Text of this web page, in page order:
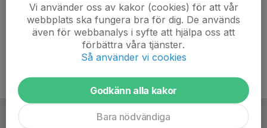
Vi använder oss av kakor (cookies) för att vår
webbplats ska fungera bra för dig. De används
även för webbanalys i syfte att hjälpa oss att
förbättra våra tjänster.
Så använder vi cookies
Godkänn alla kakor
Bara nödvändiga